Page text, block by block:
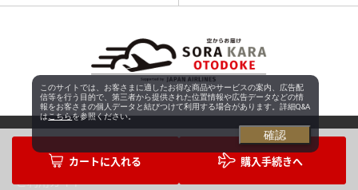
購入手続きへ
JAL Mallとは
ご利用ガイド
このサイトでは、お客さまに適したお得な商品やサービスの案内、広告配
信等を行う目的で、第三者から提供された位置情報や広告データなどの情
報をお客さまの個人データと結びつけて利用する場合があります。詳細Q&A
はこちらを参照ください。
確認